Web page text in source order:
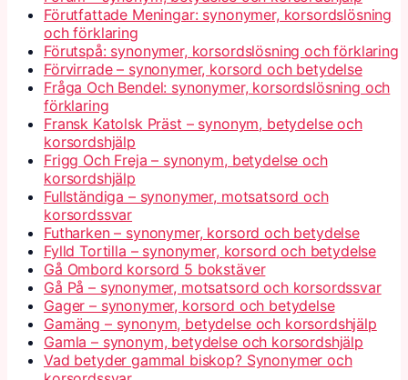
Förutfattade Meningar: synonymer, korsordslösning
och förklaring
Förutspå: synonymer, korsordslösning och förklaring
Förvirrade – synonymer, korsord och betydelse
Fråga Och Bendel: synonymer, korsordslösning och
förklaring
Fransk Katolsk Präst – synonym, betydelse och
korsordshjälp
Frigg Och Freja – synonym, betydelse och
korsordshjälp
Fullständiga – synonymer, motsatsord och
korsordssvar
Futharken – synonymer, korsord och betydelse
Fylld Tortilla – synonymer, korsord och betydelse
Gå Ombord korsord 5 bokstäver
Gå På – synonymer, motsatsord och korsordssvar
Gager – synonymer, korsord och betydelse
Gamäng – synonym, betydelse och korsordshjälp
Gamla – synonym, betydelse och korsordshjälp
Vad betyder gammal biskop? Synonymer och